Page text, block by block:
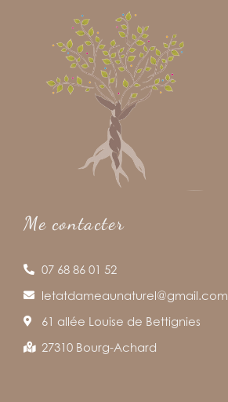
Me contacter
07 68 86 01 52
letatdameaunaturel@gmail.com
61 allée Louise de Bettignies
27310 Bourg-Achard